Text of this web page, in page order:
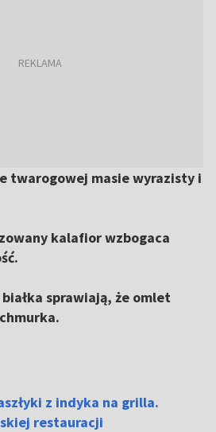
twarogowej masie wyrazisty i
kalafior wzbogaca
sprawiają, że omlet
z indyka na grilla.
restauracji